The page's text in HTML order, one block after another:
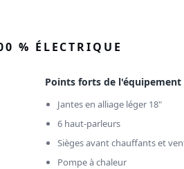
% ÉLECTRIQUE
Points forts de l'équipement
Jantes en alliage léger 18"
6 haut-parleurs
Sièges avant chauffants et
Pompe à chaleur